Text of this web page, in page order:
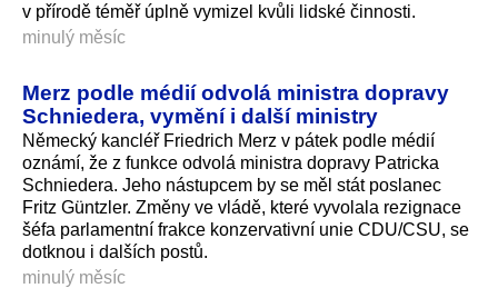
v přírodě téměř úplně vymizel kvůli lidské činnosti.
minulý měsíc
Merz podle médií odvolá ministra dopravy
Schniedera, vymění i další ministry
Německý kancléř Friedrich Merz v pátek podle médií
oznámí, že z funkce odvolá ministra dopravy Patricka
Schniedera. Jeho nástupcem by se měl stát poslanec
Fritz Güntzler. Změny ve vládě, které vyvolala rezignace
šéfa parlamentní frakce konzervativní unie CDU/CSU, se
dotknou i dalších postů.
minulý měsíc